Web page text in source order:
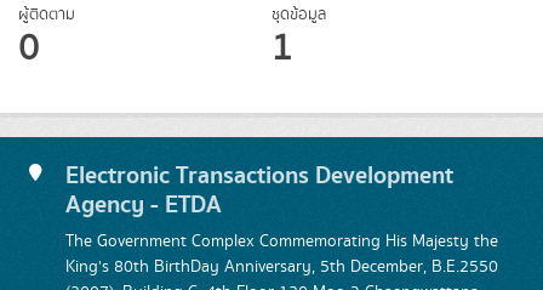
ผู้ติดตาม
0
ชุดข้อมูล
1
Electronic Transactions Development
Agency - ETDA
The Government Complex Commemorating His Majesty the
King's 80th BirthDay Anniversary, 5th December, B.E.2550